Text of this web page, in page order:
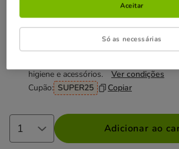
Não perca esta promoção
higiene e acessórios.
Ver condições
Cupão: SUPER25 Copiar
Adicionar ao
Só as necessárias
Aceitar